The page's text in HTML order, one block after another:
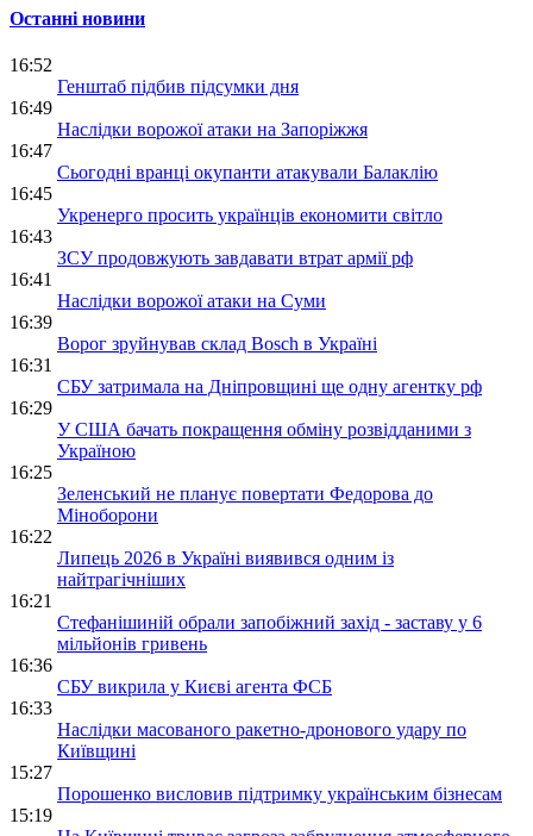
Останні новини
16:52
Генштаб підбив підсумки дня
16:49
Наслідки ворожої атаки на Запоріжжя
16:47
Сьогодні вранці окупанти атакували Балаклію
16:45
Укренерго просить українців економити світло
16:43
ЗСУ продовжують завдавати втрат армії рф
16:41
Наслідки ворожої атаки на Суми
16:39
Ворог зруйнував склад Bosch в Україні
16:31
СБУ затримала на Дніпровщині ще одну агентку рф
16:29
У США бачать покращення обміну розвідданими з
Україною
16:25
Зеленський не планує повертати Федорова до
Міноборони
16:22
Липець 2026 в Україні виявився одним із
найтрагічніших
16:21
Стефанішиній обрали запобіжний захід - заставу у 6
мільйонів гривень
16:36
СБУ викрила у Києві агента ФСБ
16:33
Наслідки масованого ракетно-дронового удару по
Київщині
15:27
Порошенко висловив підтримку українським бізнесам
15:19